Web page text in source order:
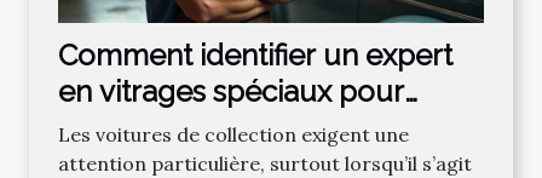
Comment identifier un expert
en vitrages spéciaux pour
voitures de collection ?
Les voitures de collection exigent une
attention particulière, surtout lorsqu’il s’agit